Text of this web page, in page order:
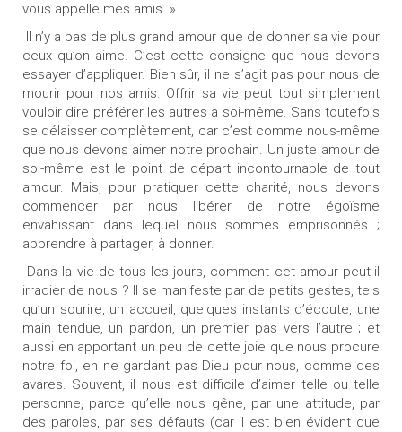
vous appelle mes amis. »
Il n’y a pas de plus grand amour que de donner sa vie pour
ceux qu’on aime. C’est cette consigne que nous devons
essayer d’appliquer. Bien sûr, il ne s’agit pas pour nous de
mourir pour nos amis. Offrir sa vie peut tout simplement
vouloir dire préférer les autres à soi-même. Sans toutefois
se délaisser complètement, car c’est comme nous-même
que nous devons aimer notre prochain. Un juste amour de
soi-même est le point de départ incontournable de tout
amour. Mais, pour pratiquer cette charité, nous devons
commencer par nous libérer de notre égoïsme
envahissant dans lequel nous sommes emprisonnés ;
apprendre à partager, à donner.
Dans la vie de tous les jours, comment cet amour peut-il
irradier de nous ? Il se manifeste par de petits gestes, tels
qu’un sourire, un accueil, quelques instants d’écoute, une
main tendue, un pardon, un premier pas vers l’autre ; et
aussi en apportant un peu de cette joie que nous procure
notre foi, en ne gardant pas Dieu pour nous, comme des
avares. Souvent, il nous est difficile d’aimer telle ou telle
personne, parce qu’elle nous gêne, par une attitude, par
des paroles, par ses défauts (car il est bien évident que